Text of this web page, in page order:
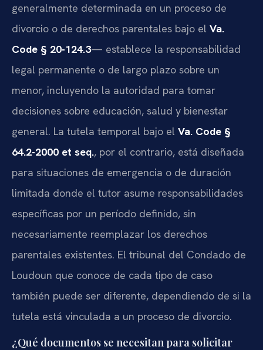
generalmente determinada en un proceso de
divorcio o de derechos parentales bajo el Va.
Code § 20-124.3— establece la responsabilidad
legal permanente o de largo plazo sobre un
menor, incluyendo la autoridad para tomar
decisiones sobre educación, salud y bienestar
general. La tutela temporal bajo el Va. Code §
64.2-2000 et seq., por el contrario, está diseñada
para situaciones de emergencia o de duración
limitada donde el tutor asume responsabilidades
específicas por un período definido, sin
necesariamente reemplazar los derechos
parentales existentes. El tribunal del Condado de
Loudoun que conoce de cada tipo de caso
también puede ser diferente, dependiendo de si la
tutela está vinculada a un proceso de divorcio.
¿Qué documentos se necesitan para solicitar